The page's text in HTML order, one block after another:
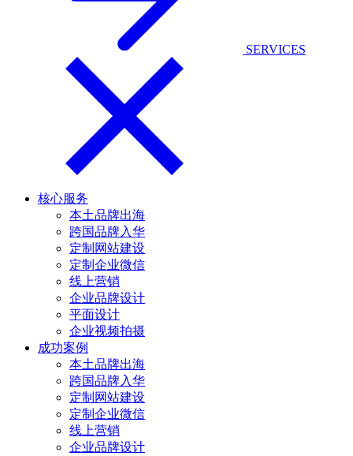
SERVICES
核心服务
本土品牌出海
跨国品牌入华
定制网站建设
定制企业微信
线上营销
企业品牌设计
平面设计
企业视频拍摄
成功案例
本土品牌出海
跨国品牌入华
定制网站建设
定制企业微信
线上营销
企业品牌设计